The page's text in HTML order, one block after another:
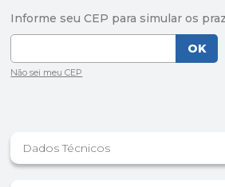
Dados Técnicos